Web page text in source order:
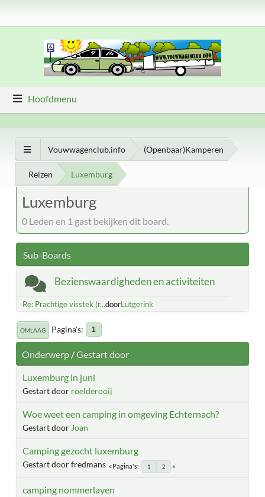
Hoofdmenu
Vouwwagenclub.info (Openbaar)Kamperen
Reizen Luxemburg
Luxemburg
0 Leden en 1 gast bekijken dit board.
Sub-Boards
Bezienswaardigheden en activiteiten
Re: Prachtige visstek (r...doorLutgerink
OMLAAG Pagina's 1
Onderwerp/Gestart door
Luxemburg in juni
Gestart door roelderooij
Woe weet een camping in omgeving Echternach?
Gestart door Joan
Camping gezocht luxemburg
Gestart door fredmans Pagina's 1 2
camping nommerlayen